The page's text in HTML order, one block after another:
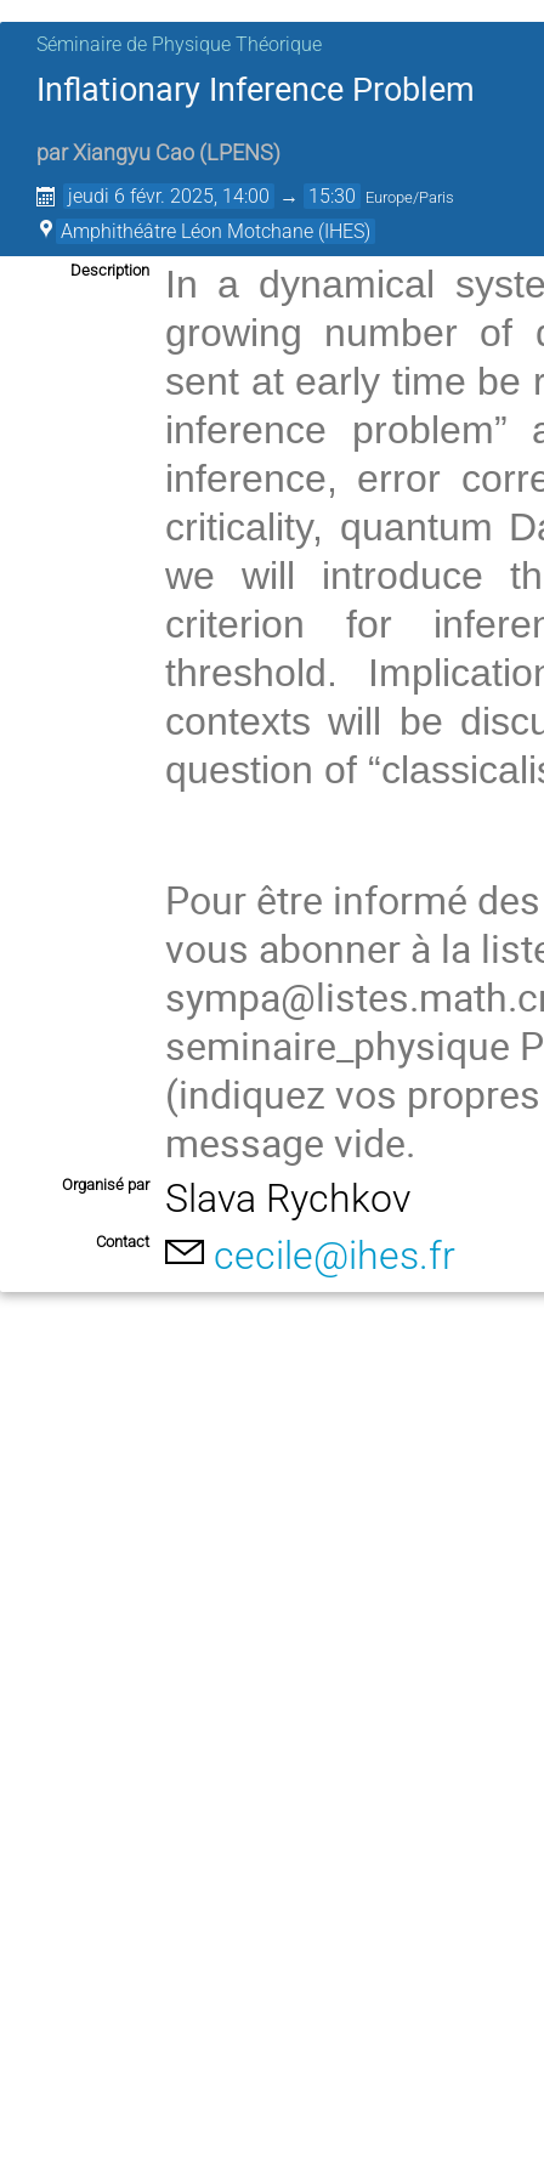
Séminaire de Physique Théorique
Inflationary Inference Problem
parXiangyu Cao (LPENS)
jeudi 6 févr. 2025, 14:00 → 15:30 Europe/Paris
Amphithéâtre Léon Motchane (IHES)
Description
In a dynamical
growing number of
sent at early time be
inference
inference, error
criticality, quantum
we will introduce
criterion for
threshold.
contexts will be
question of
Pour être informé
vous abonner à la
seminaire_physique
(indiquez vos
message vide.
Organisé par Slava Rychkov
Contact cecile@ihes.fr